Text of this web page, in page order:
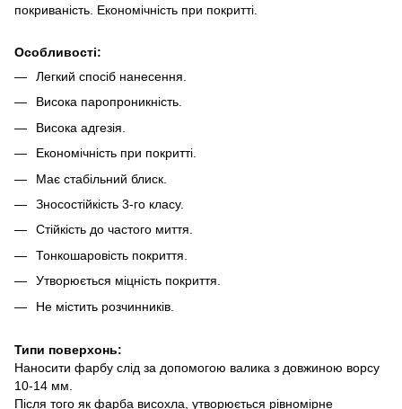
покриваність. Економічність при покритті.
Особливості:
Легкий спосіб нанесення.
Висока паропроникність.
Висока адгезія.
Економічність при покритті.
Має стабільний блиск.
Зносостійкість 3-го класу.
Стійкість до частого миття.
Тонкошаровість покриття.
Утворюється міцність покриття.
Не містить розчинників.
Типи поверхонь:
Наносити фарбу слід за допомогою валика з довжиною ворсу
10-14 мм.
Після того як фарба висохла, утворюється рівномірне